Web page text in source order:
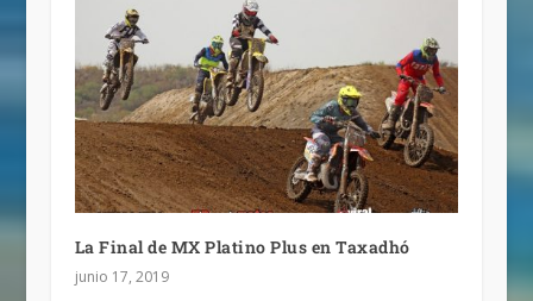
La Final de MX Platino Plus en Taxadhó
junio 17, 2019